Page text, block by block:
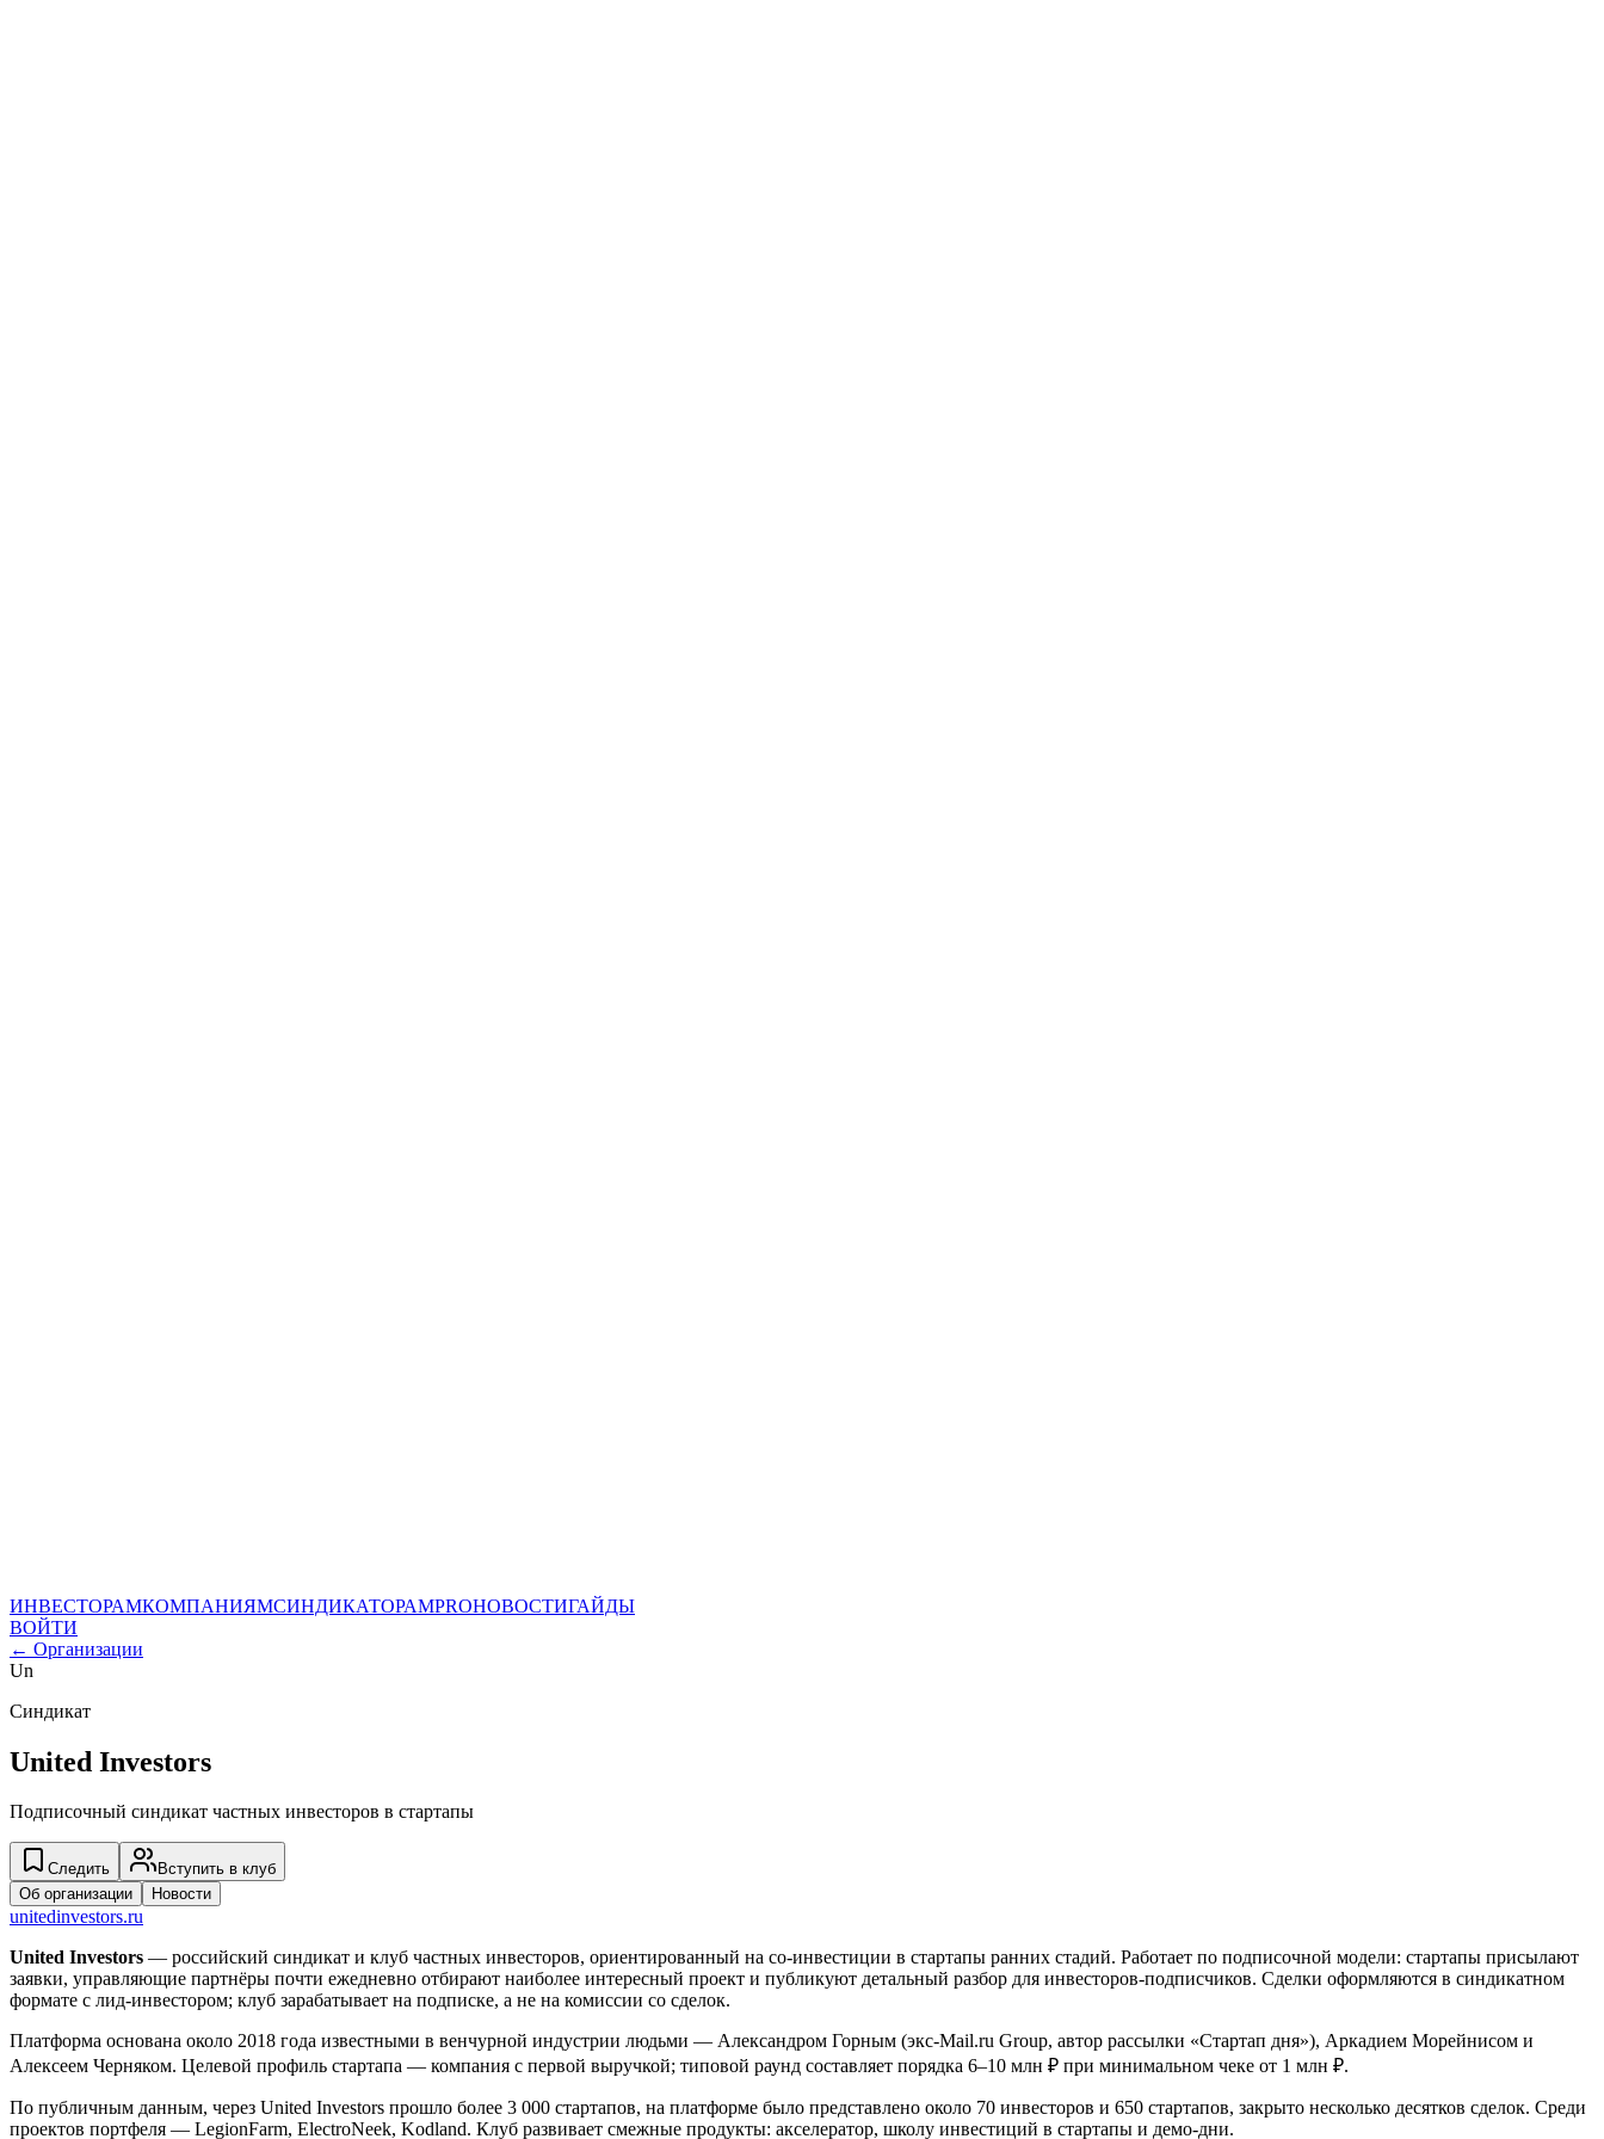
ИНВЕСТОРАМКОМПАНИЯМСИНДИКАТОРАМPROНОВОСТИГАЙДЫ
ВОЙТИ
← Организации
Un
Синдикат
United Investors
Подписочный синдикат частных инвесторов в стартапы
Следить
Вступить в клуб
Об организации
Новости
unitedinvestors.ru
United Investors — российский синдикат и клуб частных инвесторов, ориентированный на со-инвестиции в стартапы ранних стадий. Работает по подписочной модели: стартапы присылают
заявки, управляющие партнёры почти ежедневно отбирают наиболее интересный проект и публикуют детальный разбор для инвесторов-подписчиков. Сделки оформляются в синдикатном
формате с лид-инвестором; клуб зарабатывает на подписке, а не на комиссии со сделок.
Платформа основана около 2018 года известными в венчурной индустрии людьми — Александром Горным (экс-Mail.ru Group, автор рассылки «Стартап дня»), Аркадием Морейнисом и
Алексеем Черняком. Целевой профиль стартапа — компания с первой выручкой; типовой раунд составляет порядка 6–10 млн ₽ при минимальном чеке от 1 млн ₽.
По публичным данным, через United Investors прошло более 3 000 стартапов, на платформе было представлено около 70 инвесторов и 650 стартапов, закрыто несколько десятков сделок. Среди
проектов портфеля — LegionFarm, ElectroNeek, Kodland. Клуб развивает смежные продукты: акселератор, школу инвестиций в стартапы и демо-дни.